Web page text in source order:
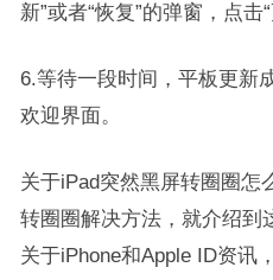
新”或者“恢复”的弹窗，点击“
6.等待一段时间，平板更新
欢迎界面。
关于iPad突然黑屏转圈圈怎
转圈圈解决方法，就介绍到
关于iPhone和Apple ID资讯